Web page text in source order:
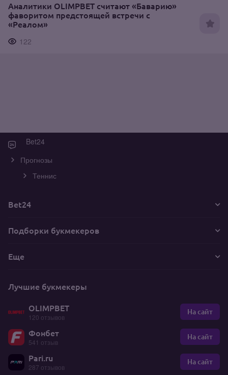
Аналитики OLIMPBET считают «Баварию»
фаворитом предстоящей встречи с
«Реалом»
122
Bet24
Прогнозы
Теннис
Bet24
Подборки букмекеров
Еще
Лучшие букмекеры
OLIMPBET
120 отзывов
На сайт
Фонбет
541 отзыв
На сайт
Pari.ru
287 отзывов
На сайт